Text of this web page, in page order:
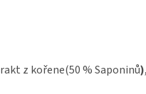
z kořene(50 % Saponinů)